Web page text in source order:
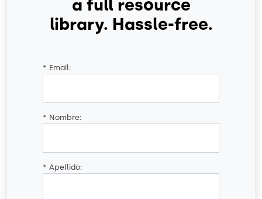
a full resource
library. Hassle-free.
* Email:
* Nombre:
* Apellido: